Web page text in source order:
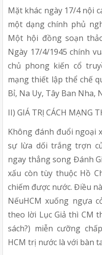
Mặt khác ngày 17/4 nội
một dạng chính phủ
Một hội đồng soạn
Ngày 17/4/1945 chính
chủ phong kiến cổ
mạng thiết lập thể chế
Bỉ, Na Uy, Tây Ban Nha,
II) GIÁ TRỊ CÁCH MẠNG
Không đánh đuổi ngoại
sự lừa dối trắng trợn
ngay thẳng song Đánh
xấu còn tùy thuộc Hồ
chiếm được nước. Điều
NếuHCM xuống ngựa
theo lời Lục Giả thì CM
sách?) miễn cưỡng
HCM trị nước là với bàn